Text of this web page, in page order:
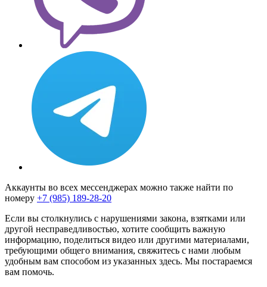
Аккаунты во всех мессенджерах можно также найти по
номеру +7 (985) 189-28-20
Если вы столкнулись с нарушениями закона, взятками или
другой несправедливостью, хотите сообщить важную
информацию, поделиться видео или другими материалами,
требующими общего внимания, свяжитесь с нами любым
удобным вам способом из указанных здесь. Мы постараемся
вам помочь.